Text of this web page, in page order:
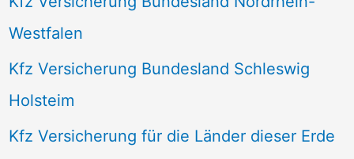
Westfalen
Kfz Versicherung Bundesland Schleswig
Holsteim
Kfz Versicherung für die Länder dieser Erde